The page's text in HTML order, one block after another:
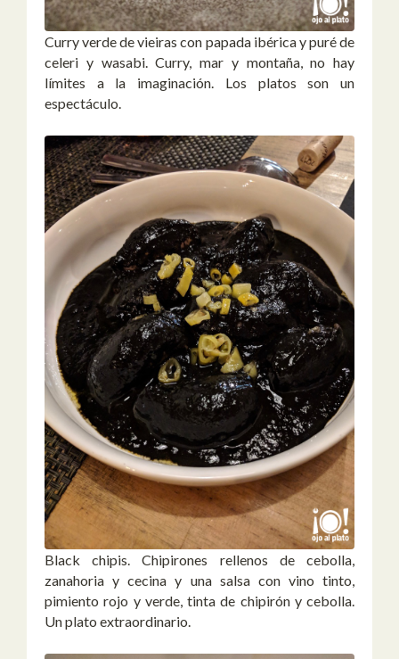
Curry verde de vieiras con papada ibérica y puré de
celeri y wasabi. Curry, mar y montaña, no hay
límites a la imaginación. Los platos son un
espectáculo.
Black chipis. Chipirones rellenos de cebolla,
zanahoria y cecina y una salsa con vino tinto,
pimiento rojo y verde, tinta de chipirón y cebolla.
Un plato extraordinario.